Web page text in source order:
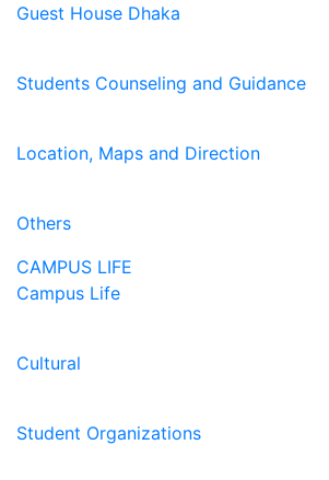
Guest House Dhaka
Students Counseling and Guidance
Location, Maps and Direction
Others
CAMPUS LIFE
Campus Life
Cultural
Student Organizations